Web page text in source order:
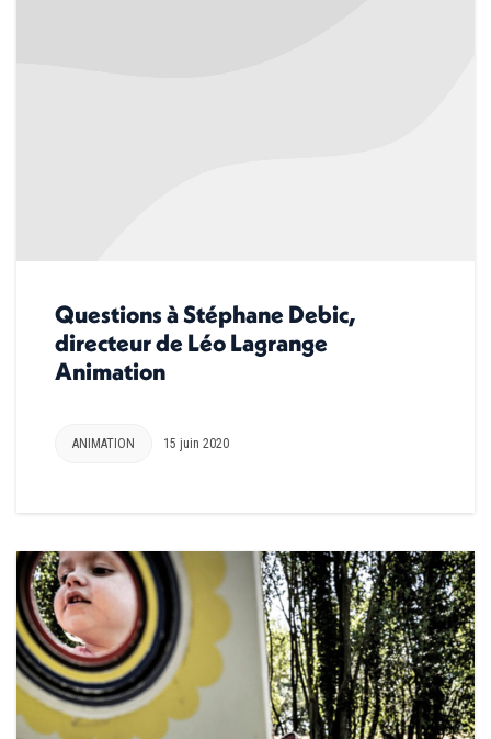
Questions à Stéphane Debic,
directeur de Léo Lagrange
Animation
ANIMATION 15 juin 2020